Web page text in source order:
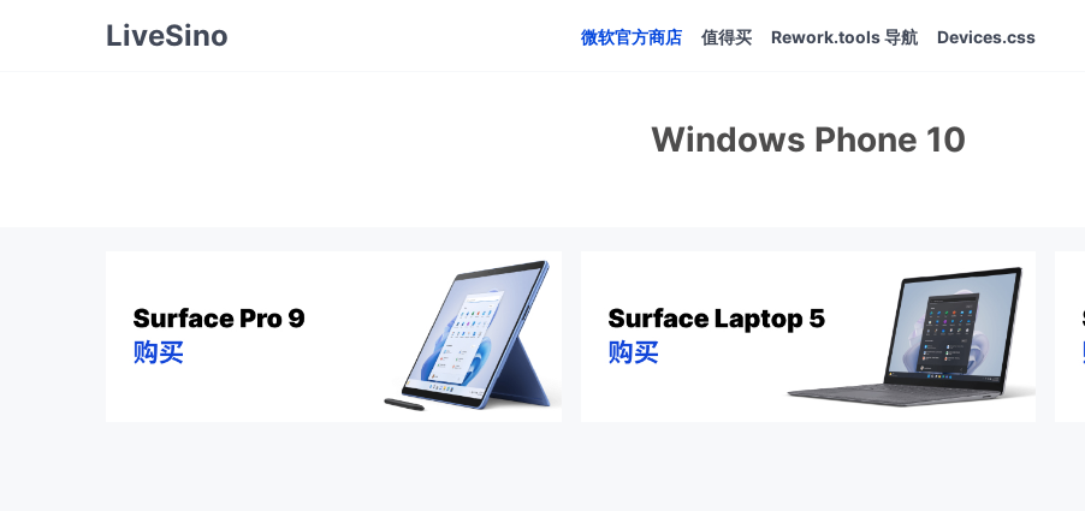
LiveSino 微软官方商店 值得买 Rework.tools 导航 Devices.css
Windows Phone 10